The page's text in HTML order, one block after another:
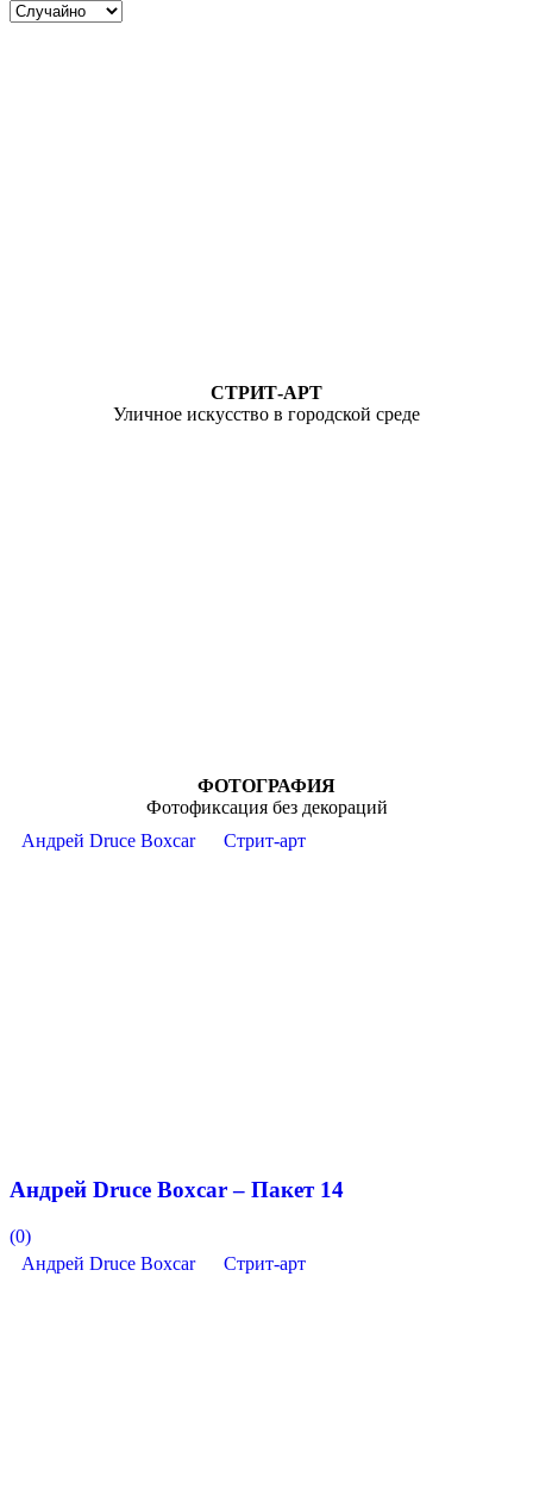
СТРИТ-АРТ
Уличное искусство в городской среде
ФОТОГРАФИЯ
Фотофиксация без декораций
Андрей Druce Boxcar
Стрит-арт
Андрей Druce Boxcar – Пакет 14
(0)
Андрей Druce Boxcar
Стрит-арт